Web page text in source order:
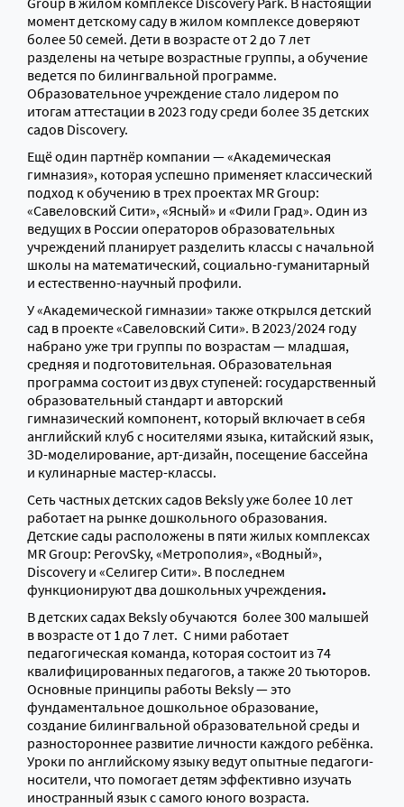
момент детскому саду в жилом комплексе доверяют
более 50 семей. Дети в возрасте от 2 до 7 лет
разделены на четыре возрастные группы, а обучение
ведется по билингвальной программе.
Образовательное учреждение стало лидером по
итогам аттестации в 2023 году среди более 35 детских
садов Discovery.
Ещё один партнёр компании — «Академическая
гимназия», которая успешно применяет классический
подход к обучению в трех проектах MR Group:
«Савеловский Сити», «Ясный» и «Фили Град». Один из
ведущих в России операторов образовательных
учреждений планирует разделить классы с начальной
школы на математический, социально-гуманитарный
и естественно-научный профили.
У «Академической гимназии» также открылся детский
сад в проекте «Савеловский Сити». В 2023/2024 году
набрано уже три группы по возрастам — младшая,
средняя и подготовительная. Образовательная
программа состоит из двух ступеней: государственный
образовательный стандарт и авторский
гимназический компонент, который включает в себя
английский клуб с носителями языка, китайский язык,
3D-моделирование, арт-дизайн, посещение бассейна
и кулинарные мастер-классы.
Сеть частных детских садов Beksly уже более 10 лет
работает на рынке дошкольного образования.
Детские сады расположены в пяти жилых комплексах
MR Group: PerovSky, «Метрополия», «Водный»,
Discovery и «Селигер Сити». В последнем
функционируют два дошкольных учреждения.
В детских садах Beksly обучаются более 300 малышей
в возрасте от 1 до 7 лет. С ними работает
педагогическая команда, которая состоит из 74
квалифицированных педагогов, а также 20 тьюторов.
Основные принципы работы Beksly — это
фундаментальное дошкольное образование,
создание билингвальной образовательной среды и
разностороннее развитие личности каждого ребёнка.
Уроки по английскому языку ведут опытные педагоги-
носители, что помогает детям эффективно изучать
иностранный язык с самого юного возраста.